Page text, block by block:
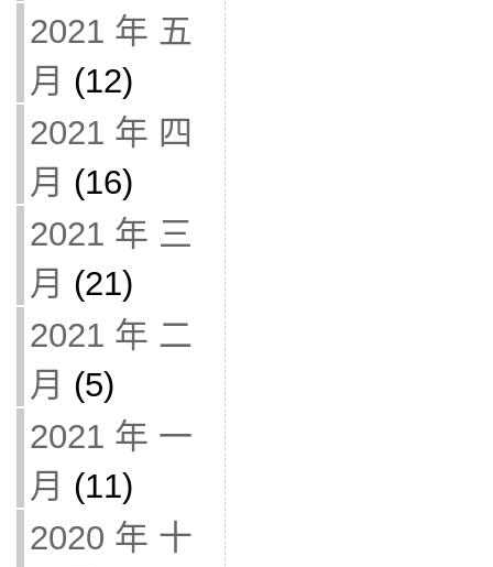
2021 年 五
月 (12)
2021 年 四
月 (16)
2021 年 三
月 (21)
2021 年 二
月 (5)
2021 年 一
月 (11)
2020 年 十